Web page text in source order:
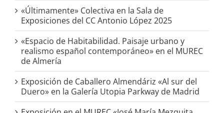
«Últimamente» Colectiva en la Sala de
Exposiciones del CC Antonio López 2025
«Espacio de Habitabilidad. Paisaje urbano y
realismo español contemporáneo» en el MUREC
de Almería
Exposición de Caballero Almendáriz «Al sur del
Duero» en la Galería Utopia Parkway de Madrid